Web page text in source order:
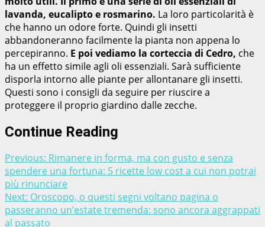
lavanda, eucalipto e rosmarino. La loro particolarità è
che hanno un odore forte. Quindi gli insetti
abbandoneranno facilmente la pianta non appena lo
percepiranno. E poi vediamo la corteccia di Cedro, che
ha un effetto simile agli oli essenziali. Sarà sufficiente
disporla intorno alle piante per allontanare gli insetti.
Questi sono i consigli da seguire per riuscire a
proteggere il proprio giardino dalle zecche.
Continue Reading
Previous: Rimanere in forma, ma con gusto e senza
spendere una fortuna: 5 ricette low cost a cui non potrai
più rinunciare
Next: Oroscopo, o questi segni voltano pagina o
passeranno un’estate tremenda: sono ancora aggrappati
al passato